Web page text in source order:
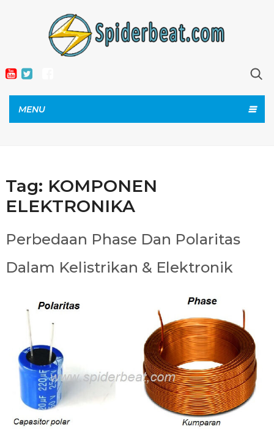
MENU
Tag: KOMPONEN
ELEKTRONIKA
Perbedaan Phase Dan Polaritas
Dalam Kelistrikan & Elektronik